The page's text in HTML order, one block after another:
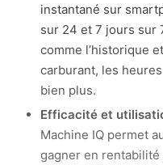
instantané sur
sur 24 et 7 jours sur
comme l’historique
carburant, les
bien plus.
Efficacité et
Machine IQ permet
gagner en rentabilité